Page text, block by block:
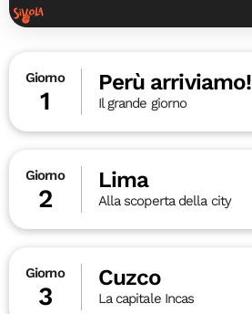
Giorno
1
Perù arriviamo!
Il grande giorno
Giorno
2
Lima
Alla scoperta della city
Giorno
3
Cuzco
La capitale Incas